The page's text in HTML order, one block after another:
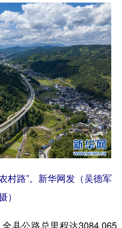
Français عربى
日本語 한국어
村路”。新华网发（吴德军
）
县公路总里程达3084.065